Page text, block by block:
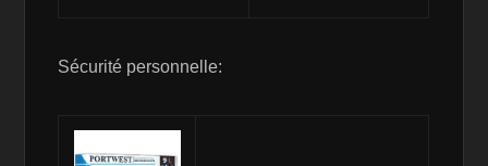
Sécurité personnelle: